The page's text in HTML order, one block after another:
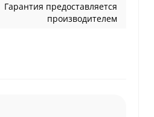
Гарантия предоставляется
производителем